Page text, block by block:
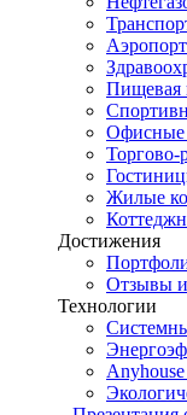
Пищевая
Офисные
Торгово-
Жилые
Достижения
Отзывы
Технологии